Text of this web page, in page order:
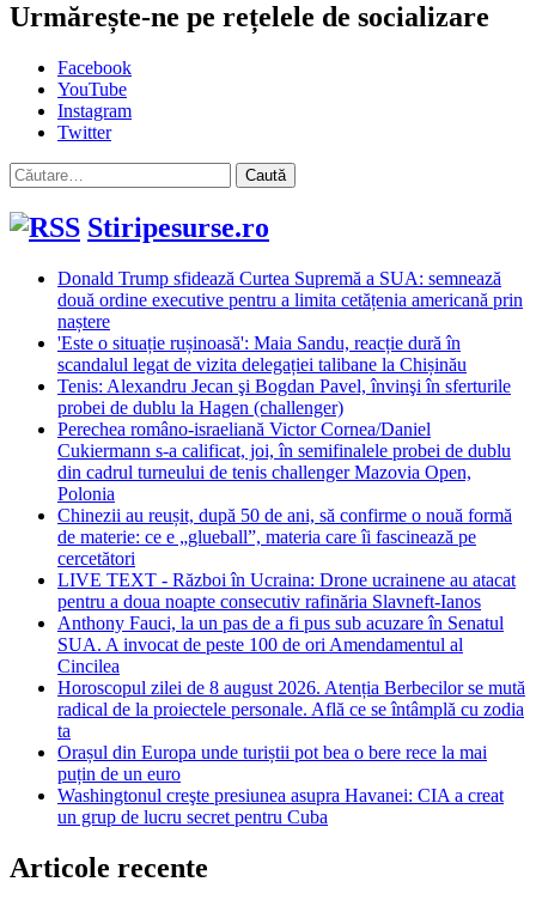
Urmărește-ne pe rețelele de socializare
Facebook
YouTube
Instagram
Twitter
Caută
după:
Stiripesurse.ro
Donald Trump sfidează Curtea Supremă a SUA: semnează
două ordine executive pentru a limita cetățenia americană prin
naștere
'Este o situație rușinoasă': Maia Sandu, reacție dură în
scandalul legat de vizita delegației talibane la Chișinău
Tenis: Alexandru Jecan şi Bogdan Pavel, învinşi în sferturile
probei de dublu la Hagen (challenger)
Perechea româno-israeliană Victor Cornea/Daniel
Cukiermann s-a calificat, joi, în semifinalele probei de dublu
din cadrul turneului de tenis challenger Mazovia Open,
Polonia
Chinezii au reușit, după 50 de ani, să confirme o nouă formă
de materie: ce e „glueball”, materia care îi fascinează pe
cercetători
LIVE TEXT - Război în Ucraina: Drone ucrainene au atacat
pentru a doua noapte consecutiv rafinăria Slavneft-Ianos
Anthony Fauci, la un pas de a fi pus sub acuzare în Senatul
SUA. A invocat de peste 100 de ori Amendamentul al
Cincilea
Horoscopul zilei de 8 august 2026. Atenția Berbecilor se mută
radical de la proiectele personale. Află ce se întâmplă cu zodia
ta
Orașul din Europa unde turiștii pot bea o bere rece la mai
puțin de un euro
Washingtonul creşte presiunea asupra Havanei: CIA a creat
un grup de lucru secret pentru Cuba
Articole recente